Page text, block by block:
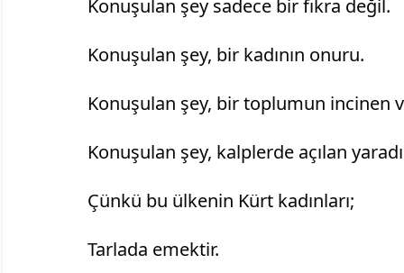
		Konuşulan şey sadece bir fıkra değil.
		Konuşulan şey, bir kadının onuru.
Konuşulan şey, bir toplumun incinen
Konuşulan şey, kalplerde açılan
		Çünkü bu ülkenin Kürt kadınları;
		Tarlada emektir.